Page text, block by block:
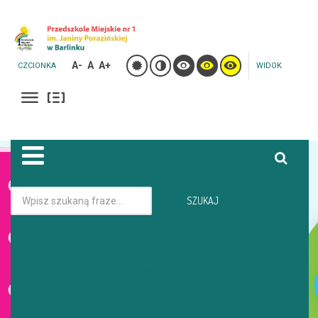
CZCIONKA A- A A+ WIDOK
SZUKAJ
Jesteś tutaj:Strona główna
DEN 2025 PIĘKNE WYSTĘPY DZIECI Z PM1 UL. LEŚNA